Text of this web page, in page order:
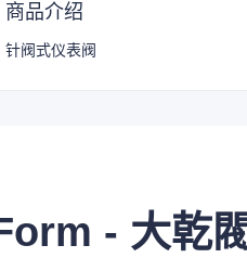
商品介绍
针阀式仪表阀
- 大乾